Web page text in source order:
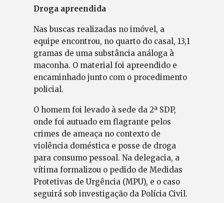
Droga apreendida
Nas buscas realizadas no imóvel, a
equipe encontrou, no quarto do casal, 13,1
gramas de uma substância análoga à
maconha. O material foi apreendido e
encaminhado junto com o procedimento
policial.
O homem foi levado à sede da 2ª SDP,
onde foi autuado em flagrante pelos
crimes de ameaça no contexto de
violência doméstica e posse de droga
para consumo pessoal. Na delegacia, a
vítima formalizou o pedido de Medidas
Protetivas de Urgência (MPU), e o caso
seguirá sob investigação da Polícia Civil.